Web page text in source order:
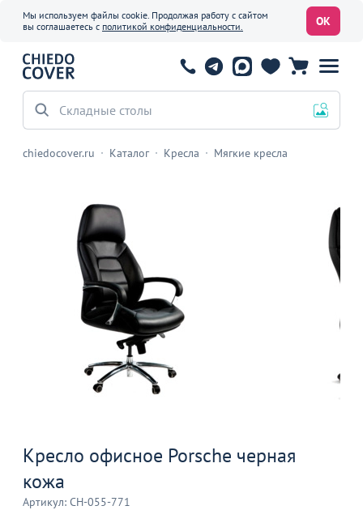
Мы используем файлы cookie. Продолжая работу с сайтом
вы соглашаетесь с политикой конфиденциальности. ОК
Складные столы
chiedocover.ru Каталог Кресла Мягкие кресла
Кресло офисное Porsche черная
кожа
Артикул: CH-055-771